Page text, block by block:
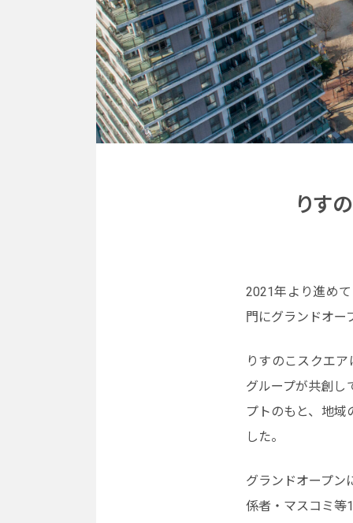
りす
2021年より進め
門にグランドオー
りすのこスクエ
グループが共創し
プトのもと、地域
した。
グランドオープン
係者・マスコミ等